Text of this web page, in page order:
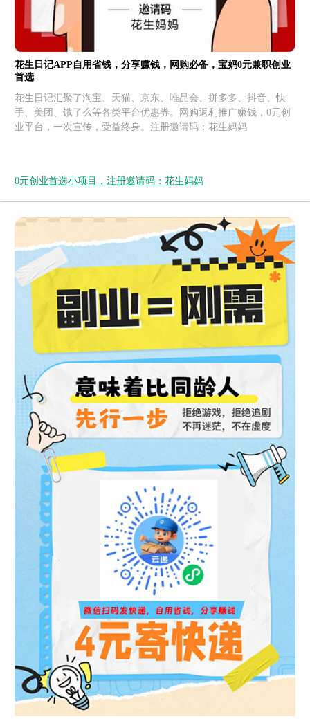
花生日记APP自用省钱，分享赚钱，网购必备，宝妈0元兼职创业
首选
花生日记汇聚了淘宝、天猫、京东、唯品会、拼多多、抖音、快
手、美团、饿了么等各类平台优惠券。网购返利推广赚钱，0元创
业平台，一次宣传，受益终身。注册邀请码：花生妈妈
0元创业首选小项目，注册邀请码：花生妈妈